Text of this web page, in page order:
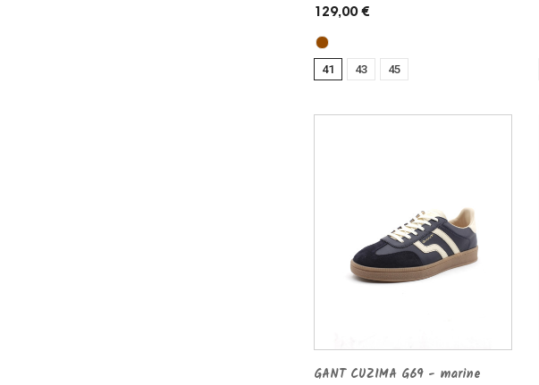
129,00 €
41 43 45
GANT CUZIMA G69 - marine